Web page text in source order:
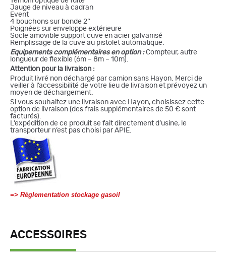
Jauge de niveau à cadran
Event
4 bouchons sur bonde 2’’
Poignées sur enveloppe extérieure
Socle amovible support cuve en acier galvanisé
Remplissage de la cuve au pistolet automatique.
Equipements complémentaires en option :Compteur, autre
longueur de flexible (6m – 8m – 10m).
Attention pour la livraison :
Produit livré non déchargé par camion sans Hayon. Merci de
veiller à l’accessibilité de votre lieu de livraison et prévoyez un
moyen de déchargement.
Si vous souhaitez une livraison avec Hayon, choisissez cette
option de livraison (des frais supplémentaires de 50 € sont
facturés).
L’expédition de ce produit se fait directement d’usine, le
transporteur n’est pas choisi par APIE.
=> Règlementation stockage gasoil
ACCESSOIRES